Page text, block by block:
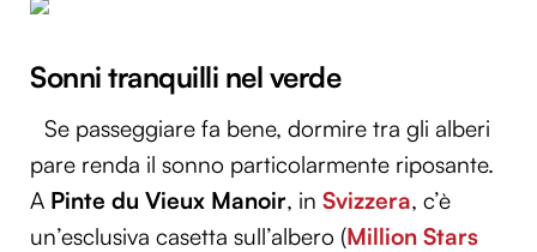
Sonni tranquilli nel verde
Se passeggiare fa bene, dormire tra gli alberi
pare renda il sonno particolarmente riposante.
A Pinte du Vieux Manoir, in Svizzera, c’è
un’esclusiva casetta sull’albero (Million Stars